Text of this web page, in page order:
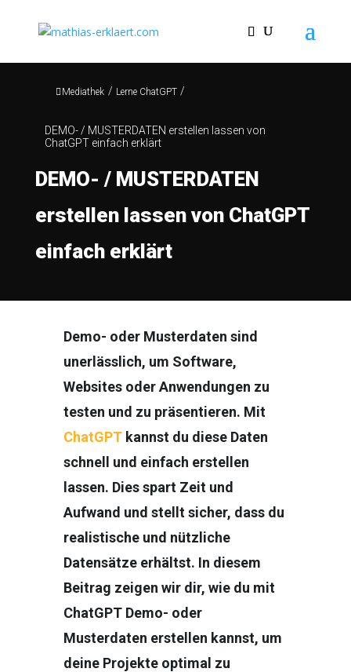
Mediathek / Lerne ChatGPT /
DEMO- / MUSTERDATEN erstellen lassen von
ChatGPT einfach erklärt
DEMO- / MUSTERDATEN
erstellen lassen von ChatGPT
einfach erklärt
Demo- oder Musterdaten sind
unerlässlich, um Software,
Websites oder Anwendungen zu
testen und zu präsentieren. Mit
ChatGPTkannst du diese Daten
schnell und einfach erstellen
lassen. Dies spart Zeit und
Aufwand und stellt sicher, dass du
realistische und nützliche
Datensätze erhältst. In diesem
Beitrag zeigen wir dir, wie du mit
ChatGPT Demo- oder
Musterdaten erstellen kannst, um
deine Projekte optimal zu